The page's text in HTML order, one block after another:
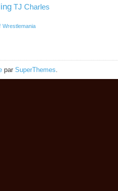
TJ Charles
Wrestlemania
par SuperThemes.